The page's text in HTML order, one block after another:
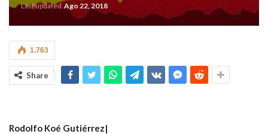
Last updatedAgo 22, 2018
1.763
Share
Rodolfo Koé Gutiérrez|